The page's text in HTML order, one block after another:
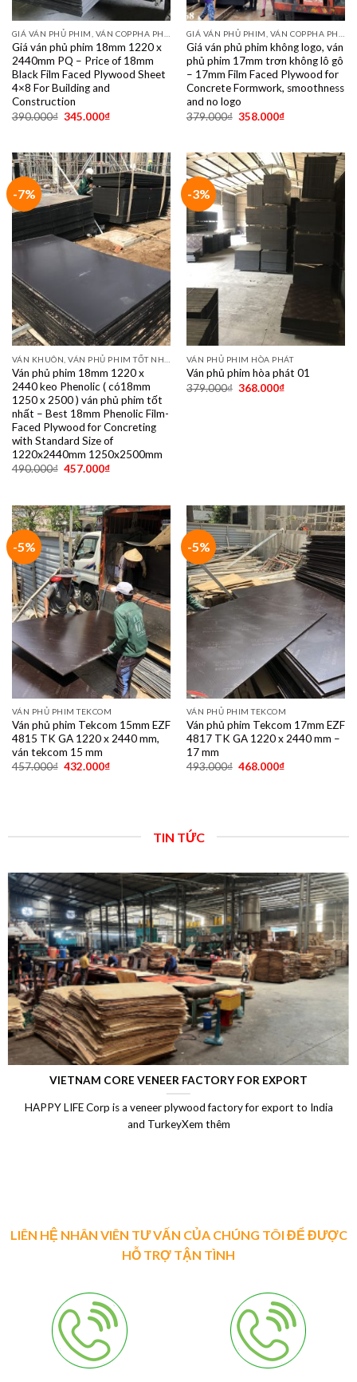
GIÁ VÁN PHỦ PHIM, VÁN COPPHA PHỦ PHIM GIÁ RẺ
Giá ván phủ phim 18mm 1220 x
2440mm PQ – Price of 18mm
Black Film Faced Plywood Sheet
4×8 For Building and
Construction
390.000₫ 345.000₫
GIÁ VÁN PHỦ PHIM, VÁN COPPHA PHỦ PHIM GIÁ RẺ
Giá ván phủ phim không logo, ván
phủ phim 17mm trơn không lô gô
– 17mm Film Faced Plywood for
Concrete Formwork, smoothness
and no logo
379.000₫ 358.000₫
-7%
Ván phủ phim 18mm 1220 x
2440 keo Phenolic ( có18mm
1250 x 2500 ) ván phủ phim tốt
nhất – Best 18mm Phenolic Film-
Faced Plywood for Concreting
with Standard Size of
1220x2440mm 1250x2500mm
490.000₫ 457.000₫
-3%
VÁN PHỦ PHIM HÒA PHÁT
Ván phủ phim hòa phát 01
379.000₫ 368.000₫
-5%
VÁN PHỦ PHIM TEKCOM
Ván phủ phim Tekcom 15mm EZF
4815 TK GA 1220 x 2440 mm,
ván tekcom 15 mm
457.000₫ 432.000₫
-5%
VÁN PHỦ PHIM TEKCOM
Ván phủ phim Tekcom 17mm EZF
4817 TK GA 1220 x 2440 mm –
17 mm
493.000₫ 468.000₫
TIN TỨC
VIETNAM CORE VENEER FACTORY FOR EXPORT
HAPPY LIFE Corp is a veneer plywood factory for export to India
and TurkeyXem thêm
LIÊN HỆ NHÂN VIÊN TƯ VẤN CỦA CHÚNG TÔI ĐỂ ĐƯỢC
HỖ TRỢ TẬN TÌNH